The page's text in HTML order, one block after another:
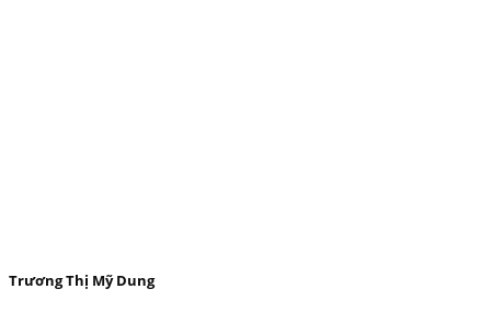
Trương Thị Mỹ Dung